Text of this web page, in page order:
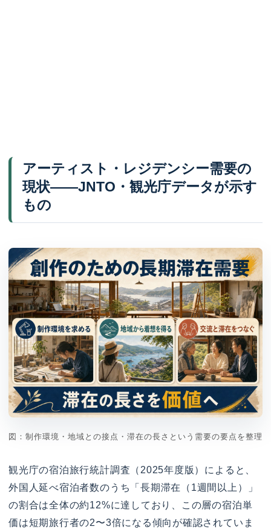
アーティスト・レジデンシー需要の
現状——JNTO・観光庁データが示す
もの
図：制作環境・地域との接点・滞在の長さという需要の要点を整理
観光庁の宿泊旅行統計調査（2025年度版）によると、
外国人延べ宿泊者数のうち「長期滞在（1週間以上）」
の割合は全体の約12%に達しており、この層の宿泊単
価は短期旅行者の2〜3倍になる傾向が確認されていま